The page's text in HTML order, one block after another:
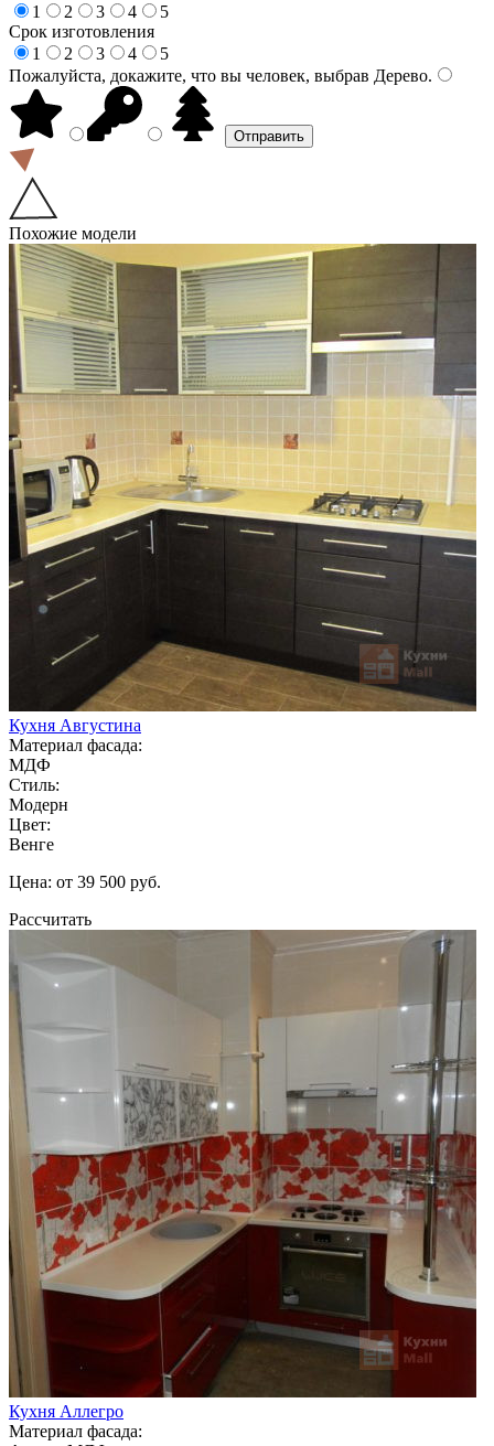
1
2 3 4
5
Срок изготовления
1
2 3 4
5
Пожалуйста, докажите, что вы человек, выбрав Дерево.
Похожие модели
Кухня Августина
Материал фасада:
МДФ
Стиль:
Модерн
Цвет:
Венге
Цена: от 39 500 руб.
Рассчитать
Кухня Аллегро
Материал фасада: